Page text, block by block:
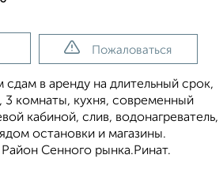
Пожаловаться
в аренду на длительный срок,
3 комнаты, кухня, современный
кабиной, слив, водонагреватель,
остановки и магазины.
Район Сенного рынка.Ринат.